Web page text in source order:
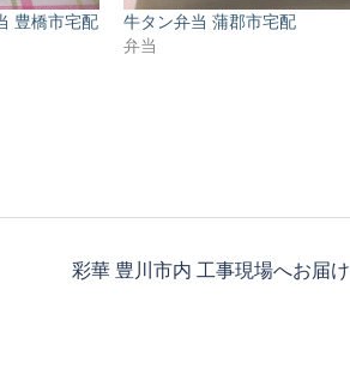
豊橋市宅配
牛タン弁当 蒲郡市宅配
弁当
彩華 豊川市内 工事現場へお届け